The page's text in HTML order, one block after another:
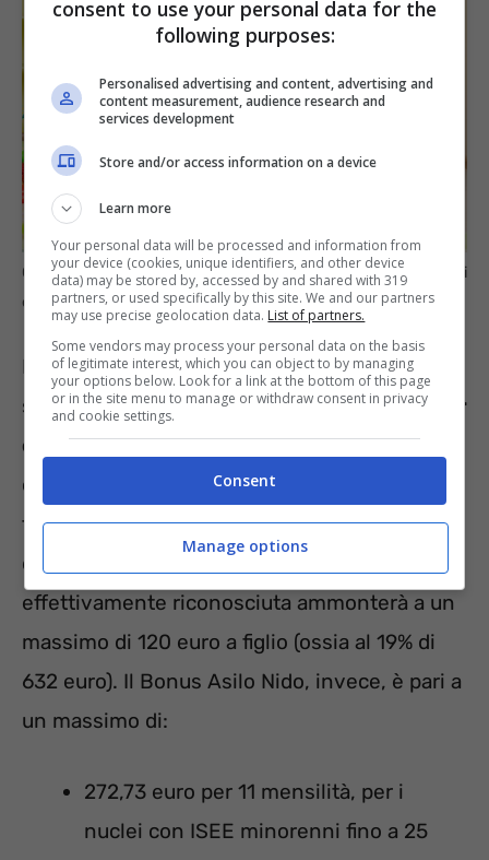
Cumulabilità Bonus Asilo Nido e detrazione IRPEF: i chiarimenti
dell’AdE (informazioneoggi.it)
La detrazione fiscale è pari al 19% delle spese
sostenute, entro un massimo di632 euro per
ogni figlioche frequenta l’asilo nido (pubblico
o privato). L’importo spettante viene ripartito
tra i genitori, a seconda dell’onere sostenuto
da ciascuno. In pratica, la somma
effettivamente riconosciuta ammonterà a un
massimo di 120 euro a figlio (ossia al 19% di
632 euro). Il Bonus Asilo Nido, invece, è pari a
un massimo di:
272,73 euro per 11 mensilità, per i
nuclei con ISEE minorenni fino a 25
consent to use your personal data for the
following purposes:
Personalised advertising and content, advertising and
content measurement, audience research and
services development
Store and/or access information on a device
Learn more
Your personal data will be processed and information from
your device (cookies, unique identifiers, and other device
data) may be stored by, accessed by and shared with 319
partners, or used specifically by this site. We and our partners
may use precise geolocation data. List of partners.
Some vendors may process your personal data on the basis
of legitimate interest, which you can object to by managing
your options below. Look for a link at the bottom of this page
or in the site menu to manage or withdraw consent in privacy
and cookie settings.
Consent
Manage options